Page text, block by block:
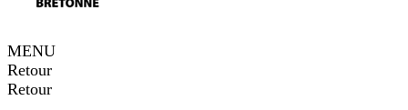
MENU
Retour
Retour